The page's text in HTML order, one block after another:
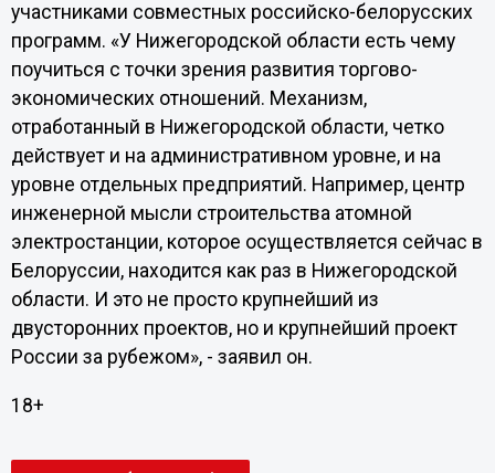
участниками совместных российско-белорусских
программ. «У Нижегородской области есть чему
поучиться с точки зрения развития торгово-
экономических отношений. Механизм,
отработанный в Нижегородской области, четко
действует и на административном уровне, и на
уровне отдельных предприятий. Например, центр
инженерной мысли строительства атомной
электростанции, которое осуществляется сейчас в
Белоруссии, находится как раз в Нижегородской
области. И это не просто крупнейший из
двусторонних проектов, но и крупнейший проект
России за рубежом», - заявил он.
18+